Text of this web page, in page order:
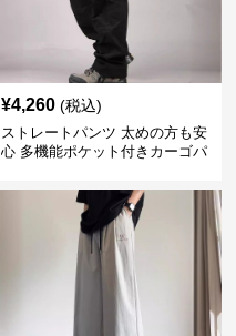
¥4,260 (税込)
ストレートパンツ 太めの方も安
心 多機能ポケット付きカーゴパ